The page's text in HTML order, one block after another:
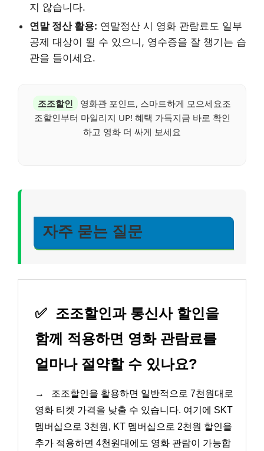
지 않습니다.
연말 정산 활용: 연말정산 시 영화 관람료도 일부
공제 대상이 될 수 있으니, 영수증을 잘 챙기는 습
관을 들이세요.
조조할인
영화관 포인트, 스마트하게 모으세요조
조할인부터 마일리지 UP! 혜택 가득지금 바로 확인
하고 영화 더 싸게 보세요
자주 묻는 질문
✅ 조조할인과 통신사 할인을
함께 적용하면 영화 관람료를
얼마나 절약할 수 있나요?
→
조조할인을 활용하면 일반적으로 7천원대로
영화 티켓 가격을 낮출 수 있습니다. 여기에 SKT
멤버십으로 3천원, KT 멤버십으로 2천원 할인을
추가 적용하면 4천원대에도 영화 관람이 가능합